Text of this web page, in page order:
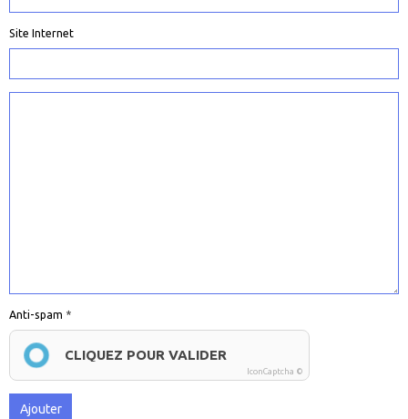
Site Internet
Anti-spam
CLIQUEZ POUR VALIDER
IconCaptcha ©
Ajouter